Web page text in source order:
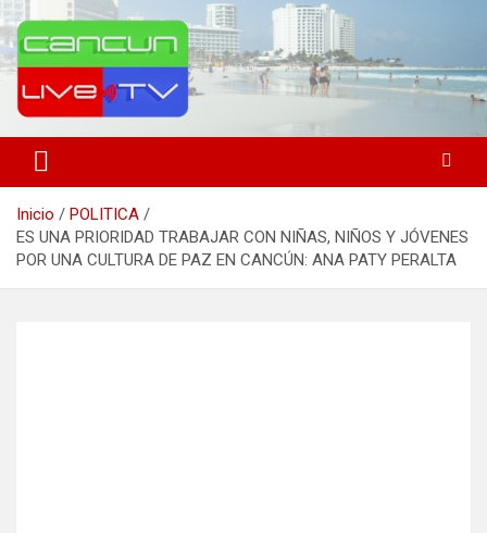
Saltar
al
contenido
Cancún Live Tv
Inicio
POLITICA
ES UNA PRIORIDAD TRABAJAR CON NIÑAS, NIÑOS Y JÓVENES
POR UNA CULTURA DE PAZ EN CANCÚN: ANA PATY PERALTA